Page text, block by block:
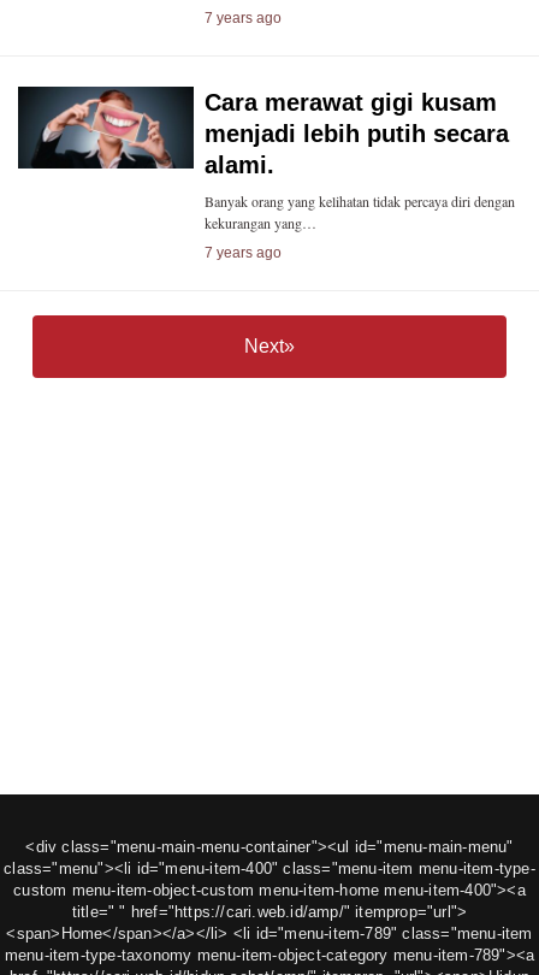
7 years ago
Cara merawat gigi kusam
menjadi lebih putih secara
alami.
Banyak orang yang kelihatan tidak percaya diri dengan
kekurangan yang…
7 years ago
Next»
<div class="menu-main-menu-container"><ul id="menu-main-menu"
class="menu"><li id="menu-item-400" class="menu-item menu-item-type-
custom menu-item-object-custom menu-item-home menu-item-400"><a
title=" " href="https://cari.web.id/amp/" itemprop="url">
<span>Home</span></a></li> <li id="menu-item-789" class="menu-item
menu-item-type-taxonomy menu-item-object-category menu-item-789"><a